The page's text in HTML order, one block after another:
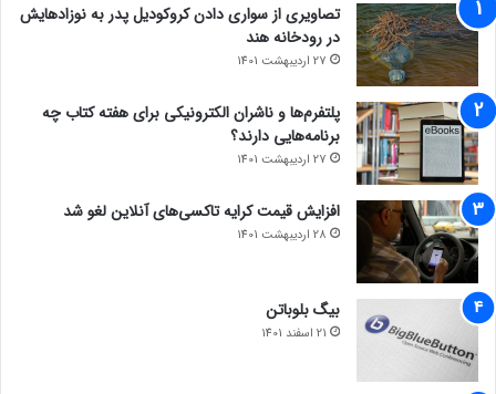
تصاویری از سواری دادن کروکودیل پدر به نوزادهایش
در رودخانه هند
27 اردیبهشت 1401
پلتفرم‌ها و ناشران الکترونیکی برای هفته کتاب چه
برنامه‌هایی دارند؟
27 اردیبهشت 1401
افزایش قیمت کرایه تاکسی‌های آنلاین لغو شد
28 اردیبهشت 1401
بیگ بلوباتن
21 اسفند 1401